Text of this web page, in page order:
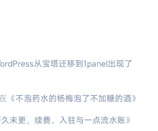
从宝塔迁移到1panel出现了
《不泡药水的杨梅泡了不加糖的酒》
未更，续费、入驻与一点流水账》